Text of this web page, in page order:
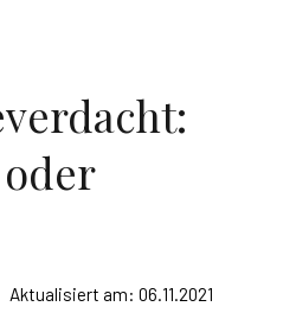
Aktualisiert am: 06.11.2021